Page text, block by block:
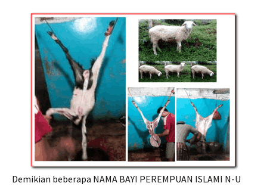
Demikian beberapa NAMA BAYI PEREMPUAN ISLAMI N-U